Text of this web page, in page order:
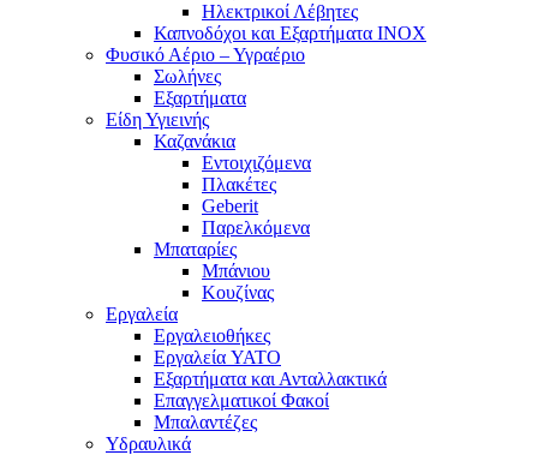
Ηλεκτρικοί Λέβητες
Καπνοδόχοι και Εξαρτήματα ΙΝΟΧ
Φυσικό Αέριο – Υγραέριο
Σωλήνες
Εξαρτήματα
Είδη Υγιεινής
Καζανάκια
Εντοιχιζόμενα
Πλακέτες
Geberit
Παρελκόμενα
Μπαταρίες
Μπάνιου
Κουζίνας
Εργαλεία
Εργαλειοθήκες
Εργαλεία YATO
Εξαρτήματα και Ανταλλακτικά
Επαγγελματικοί Φακοί
Μπαλαντέζες
Υδραυλικά